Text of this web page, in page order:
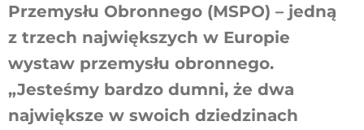
Przemysłu Obronnego (MSPO) – jedną
z trzech największych w Europie
wystaw przemysłu obronnego.
„Jesteśmy bardzo dumni, że dwa
największe w swoich dziedzinach